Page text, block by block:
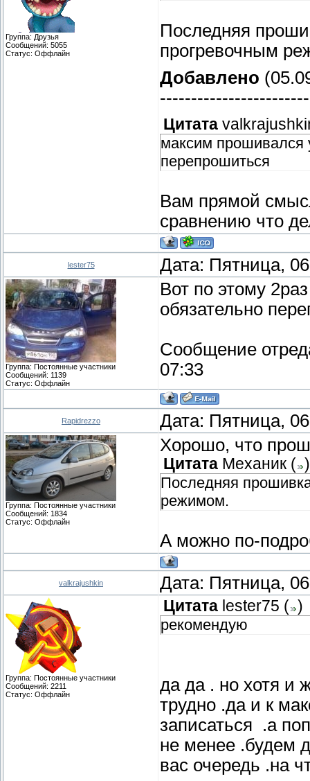
Группа: Друзья
Сообщений: 5055
Статус: Оффлайн
Последняя
прогревочным
Добавлено
Цитата
максим прошивался
перепрошиться
Вам прямой
сравнению что
lester75 Дата: Пятница,
Группа: Постоянные участники
Сообщений: 1139
Статус: Оффлайн
Вот по этому
обязательно
Сообщение
07:33
Rapidrezzo Дата: Пятница,
Группа: Постоянные участники
Сообщений: 1834
Статус: Оффлайн
Хорошо, что
Цитата Механик ( )
Последняя
режимом.
А можно по-
valkrajushkin Дата: Пятница,
Группа: Постоянные участники
Сообщений: 2211
Статус: Оффлайн
Цитата lester75 ( )
рекомендую
да да . но хотя и
трудно .да и к
записаться .а
не менее .будем
вас очередь .на